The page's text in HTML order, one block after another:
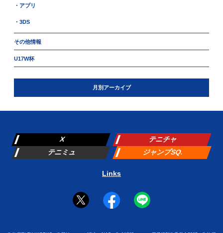
・アプリ
・3DS
その他情報
U17W杯
月別アーカイブ
X
テニチャ
テニミュ
ジャンプSQ.
Links